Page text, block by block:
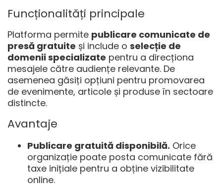
Funcționalități principale
Platforma permite publicare comunicate de
presă gratuite și include o selecție de
domenii specializate pentru a direcționa
mesajele către audiențe relevante. De
asemenea găsiți opțiuni pentru promovarea
de evenimente, articole și produse în sectoare
distincte.
Avantaje
Publicare gratuită disponibilă. Orice
organizație poate posta comunicate fără
taxe inițiale pentru a obține vizibilitate
online.